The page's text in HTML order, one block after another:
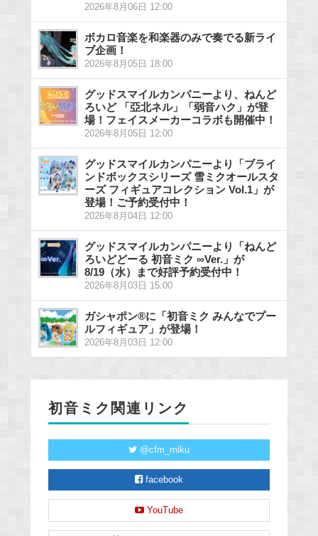
2026年8月06日 12:00
ボカロ音楽を和楽器のみで奏でる新ライ
ブ企画！
2026年8月05日 18:00
グッドスマイルカンパニーより、ねんど
ろいど 「亞北ネル」「弱音ハク」が登
場！フェイスメーカーコラボも開催中！
2026年8月05日 12:00
グッドスマイルカンパニーより「ブライ
ンドボックスシリーズ 雪ミクオールスタ
ーズ フィギュアコレクション Vol.1」が
登場！ご予約受付中！
2026年8月04日 12:00
グッドスマイルカンパニーより「ねんど
ろいどどーる 初音ミク ∞Ver.」が
8/19（水）まで好評予約受付中！
2026年8月03日 15:00
ガシャポン®に「初音ミク みんなでプー
ルフィギュア」が登場！
2026年8月03日 12:00
初音ミク関連リンク
@cfm_miku
facebook
YouTube